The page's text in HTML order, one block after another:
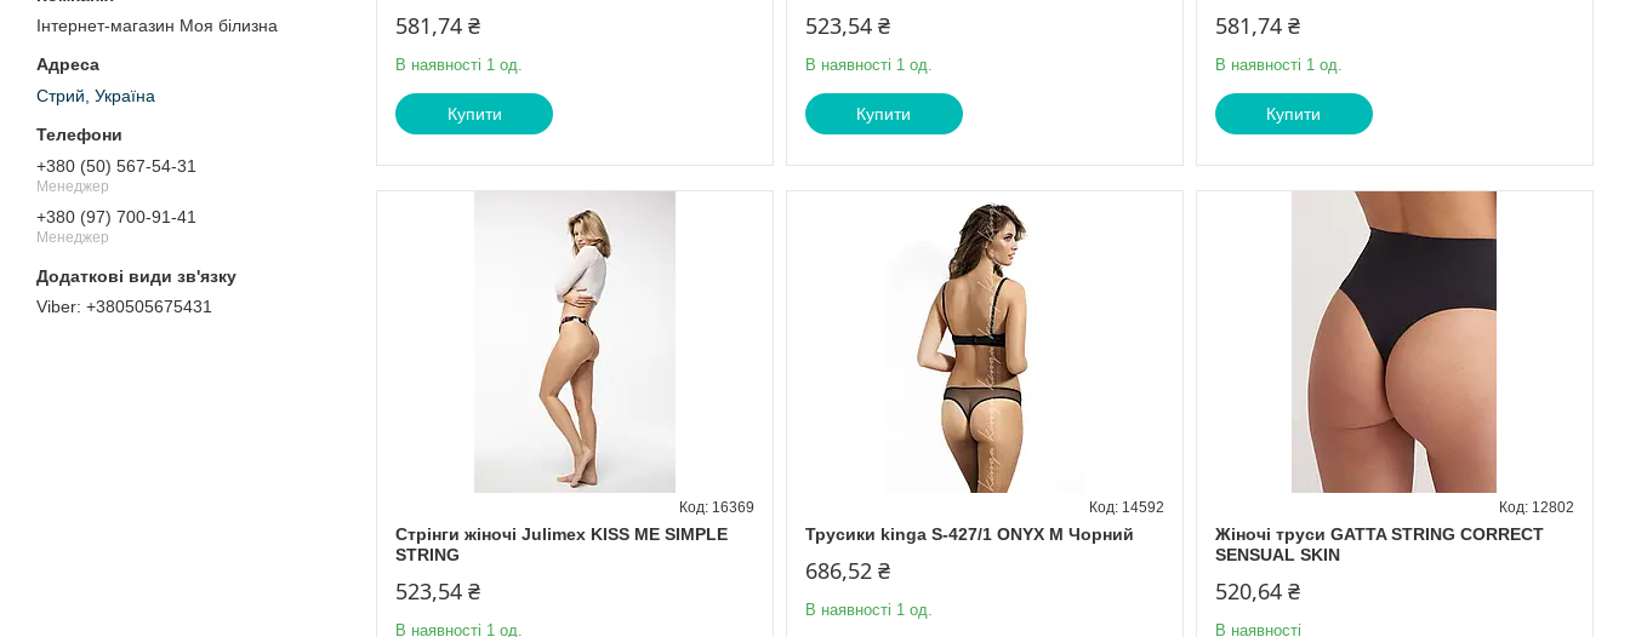
Інтернет-магазин Моя білизна
Стрий, Україна
+380 (50) 567-54-31
Менеджер
+380 (97) 700-91-41
Менеджер
+380505675431
581,74 ₴
В наявності 1 од.
Купити
523,54 ₴
В наявності 1 од.
Купити
581,74 ₴
В наявності 1 од.
Купити
Стрінги жіночі Julimex KISS ME SIMPLE
STRING
16369
523,54 ₴
В наявності 1 од.
Трусики kinga S-427/1 ONYX M Чорний
14592
686,52 ₴
В наявності 1 од.
Жіночі труси GATTA STRING CORRECT
SENSUAL SKIN
12802
520,64 ₴
В наявності